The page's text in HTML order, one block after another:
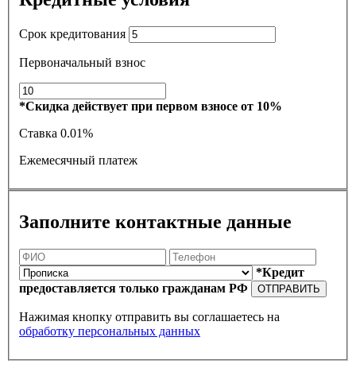
Срок кредитования
Первоначальный взнос
*Скидка действует при первом взносе от 10%
Ставка 0.01%
Ежемесячный платеж
Заполните контактные данные
*Кредит
предоставляется только гражданам РФ
ОТПРАВИТЬ
Нажимая кнопку отправить вы соглашаетесь на
обработку персональных данных